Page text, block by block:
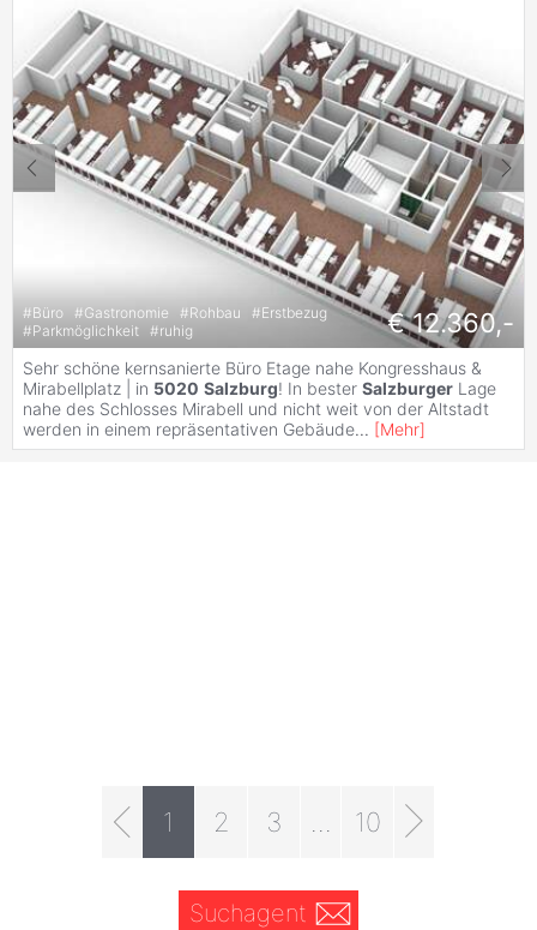
#Büro #Gastronomie #Rohbau #Erstbezug
#Parkmöglichkeit #ruhig € 12.360,-
Sehr schöne kernsanierte Büro Etage nahe Kongresshaus &
Mirabellplatz | in 5020 Salzburg! In bester Salzburger Lage
nahe des Schlosses Mirabell und nicht weit von der Altstadt
werden in einem repräsentativen Gebäude... [Mehr]
1 2 3 10
Suchagent